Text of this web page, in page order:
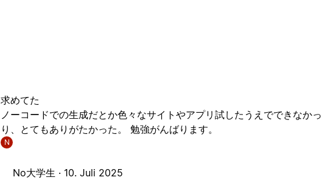
求めてた
ノーコードでの生成だとか色々なサイトやアプリ試したうえでできなか
り、とてもありがたかった。 勉強がんばります。
N
No大学生 · 10. Juli 2025